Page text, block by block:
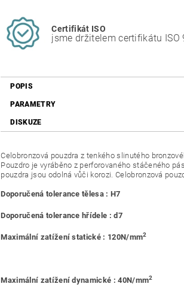
Certifikát ISO
jsme držitelem certifikátu ISO
POPIS
PARAMETRY
DISKUZE
Celobronzová pouzdra z tenkého slinutého
Pouzdro je vyráběno z perforovaného stáčeného
pouzdra jsou odolná vůči korozi. Celobronzová
Doporučená tolerance tělesa : H7
Doporučená tolerance hřídele : d7
Maximální zatížení statické : 120N/mm2
Maximální zatížení dynamické : 40N/mm2